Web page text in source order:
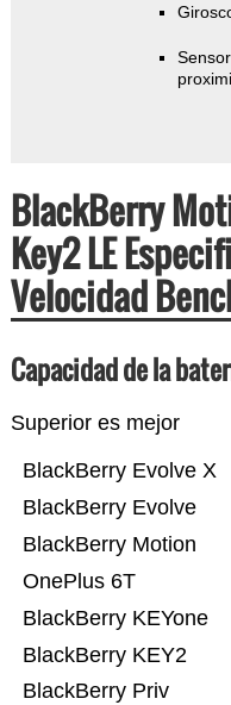
BlackBerry
Key2 LE
Velocidad
Capacidad de la
Superior es mejor
BlackBerry Priv
BlackBerry KEY2
BlackBerry KEYone
OnePlus 6T
BlackBerry Motion
BlackBerry Evolve
BlackBerry Evolve X